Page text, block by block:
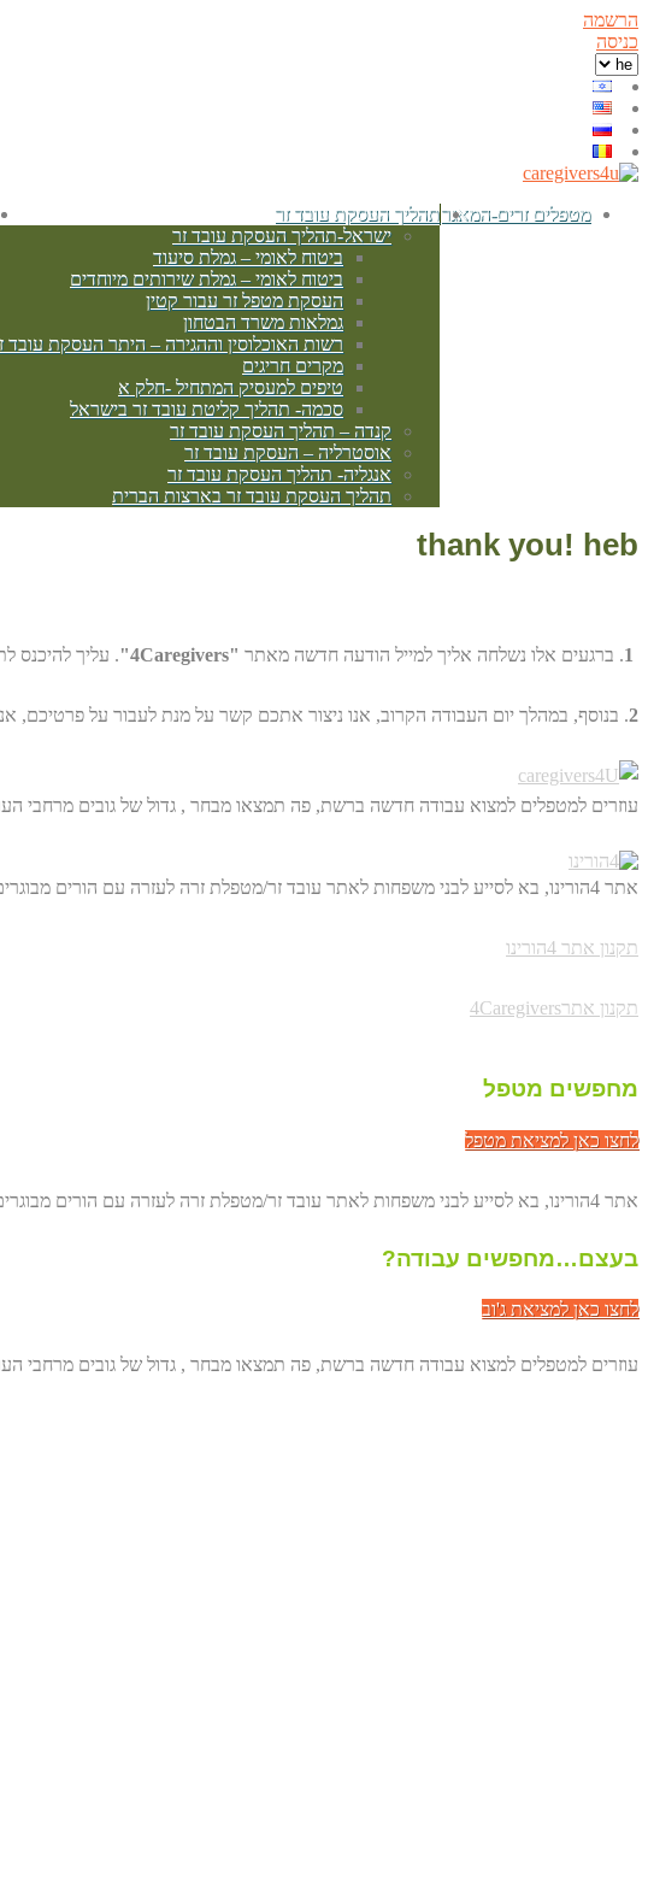
הרשמה
כניסה
מטפלים זרים-המאגרתהליך העסקת עובד זר
ישראל-תהליך העסקת עובד זר
ביטוח לאומי – גמלת סיעוד
ביטוח לאומי – גמלת שירותים מיוחדים
העסקת מטפל זר עבור קטין
גמלאות משרד הבטחון
רשות האוכלוסין וההגירה – היתר העסקת עובד
מקרים חריגים
טיפים למעסיק המתחיל -חלק א
סכמה- תהליך קליטת עובד זר בישראל
קנדה – תהליך העסקת עובד זר
אוסטרליה – העסקת עובד זר
אנגליה- תהליך העסקת עובד זר
תהליך העסקת עובד זר בארצות הברית
thank you! heb
1. ברגעים אלו נשלחה אליך למייל הודעה חדשה מאתר "4Caregivers" . עליך להיכנס
2. בנוסף, במהלך יום העבודה הקרוב, אנו ניצור אתכם קשר על מנת לעבור על פרטיכם,
עוזרים למטפלים למצוא עבודה חדשה ברשת, פה תמצאו מבחר , גדול של גובים מרחבי
אתר 4הורינו, בא לסייע לבני משפחות לאתר עובד זר/מטפלת זרה לעזרה עם הורים מבוגרים. באופן ישיר, דרך הרשת ולחסוך לכם מאות שקלים.
תקנון אתר 4הורינו
תקנון אתר4Caregivers
מחפשים מטפל
לחצו כאן למציאת מטפל
אתר 4הורינו, בא לסייע לבני משפחות לאתר עובד זר/מטפלת זרה לעזרה עם הורים מבוגרים. באופן ישיר, דרך הרשת ולחסוך לכם מאות שקלים.
בעצם…מחפשים עבודה?
לחצו כאן למציאת ג'וב
עוזרים למטפלים למצוא עבודה חדשה ברשת, פה תמצאו מבחר , גדול של גובים מרחבי